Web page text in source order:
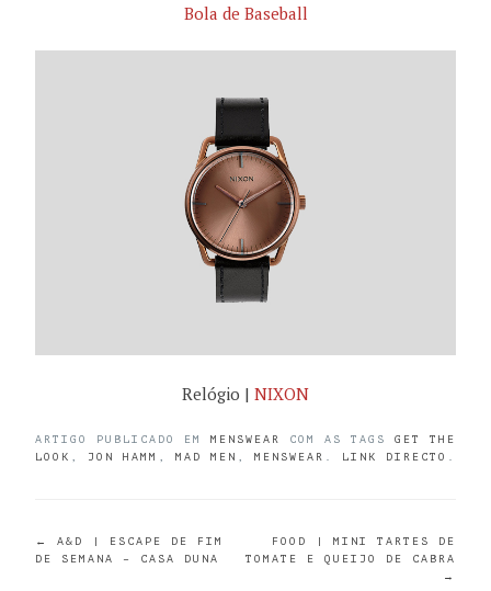
Bola de Baseball
Relógio | NIXON
ARTIGO PUBLICADO EM MENSWEAR COM AS TAGS GET THE
LOOK , JON HAMM , MAD MEN , MENSWEAR . LINK DIRECTO .
POST
←
A&D | ESCAPE DE FIM
DE SEMANA – CASA DUNA
FOOD | MINI TARTES DE
TOMATE E QUEIJO DE CABRA
→